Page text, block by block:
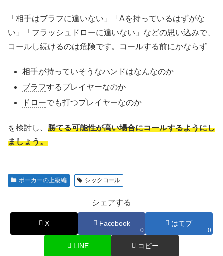
「相手はブラフに違いない」「Aを持っているはずがな
い」「フラッシュドローに違いない」などの思い込みで、
コールし続けるのは危険です。コールする前にかならず
相手が持っていそうなハンドはなんなのか
ブラフするプレイヤーなのか
ドローでも打つプレイヤーなのか
を検討し、 勝てる可能性が高い場合にコールするようにし
ましょう。
ポーカーの上級編 シックコール
シェアする
X Facebook
0
はてブ
0
LINE コピー